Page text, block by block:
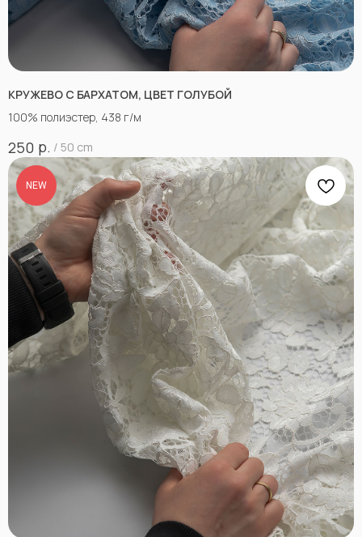
КРУЖЕВО С БАРХАТОМ, ЦВЕТ ГОЛУБОЙ
100% полиэстер, 438 г/м
250 р. / 50 cm
NEW